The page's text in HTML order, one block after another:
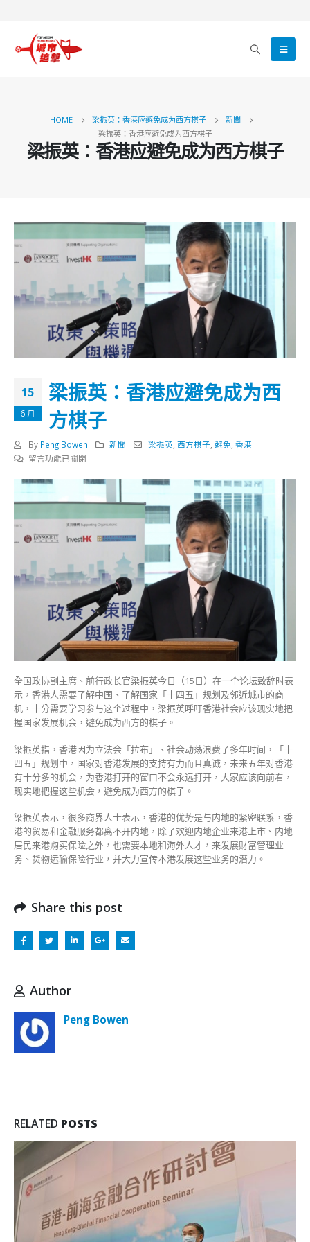
HOME 梁振英：香港应避免成为西方棋子
新聞
梁振英：香港应避免成为西方棋子
梁振英：香港应避免成为西方棋子
15
6 月
梁振英：香港应避免成为西
方棋子
By Peng Bowen 新聞 梁振英 ,西方棋子 ,避免 ,香港
在
振
英：
应
成
中
留言功能已關閉
全国政协副主席、前行政长官梁振英今日（15日）在一个论坛致辞时表
示，香港人需要了解中国、了解国家「十四五」规划及邻近城市的商
机，十分需要学习参与这个过程中，梁振英呼吁香港社会应该现实地把
握国家发展机会，避免成为西方的棋子。
梁振英指，香港因为立法会「拉布」、社会动荡浪费了多年时间，「十
四五」规划中，国家对香港发展的支持有力而且真诚，未来五年对香港
有十分多的机会，为香港打开的窗口不会永远打开，大家应该向前看，
现实地把握这些机会，避免成为西方的棋子。
梁振英表示，很多商界人士表示，香港的优势是与内地的紧密联系，香
港的贸易和金融服务都离不开内地，除了欢迎内地企业来港上市、内地
居民来港购买保险之外，也需要本地和海外人才，来发展财富管理业
务、货物运输保险行业，并大力宣传本港发展这些业务的潜力。
Share this post
Author
Peng Bowen
RELATED POSTS